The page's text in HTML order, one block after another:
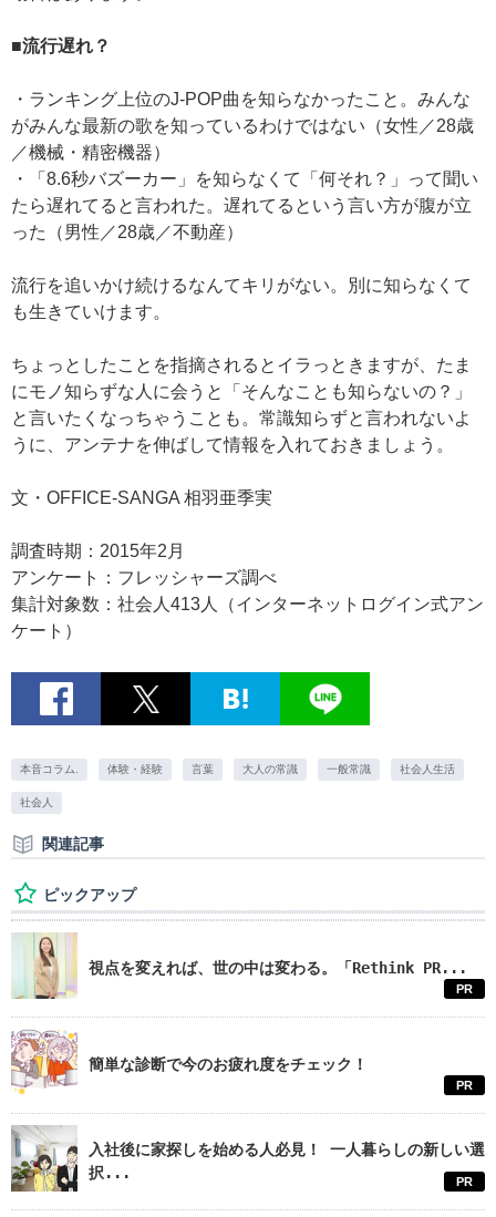
■流行遅れ？
・ランキング上位のJ-POP曲を知らなかったこと。みんな
がみんな最新の歌を知っているわけではない（女性／28歳
／機械・精密機器）
・「8.6秒バズーカー」を知らなくて「何それ？」って聞い
たら遅れてると言われた。遅れてるという言い方が腹が立
った（男性／28歳／不動産）
流行を追いかけ続けるなんてキリがない。別に知らなくて
も生きていけます。
ちょっとしたことを指摘されるとイラっときますが、たま
にモノ知らずな人に会うと「そんなことも知らないの？」
と言いたくなっちゃうことも。常識知らずと言われないよ
うに、アンテナを伸ばして情報を入れておきましょう。
文・OFFICE-SANGA 相羽亜季実
調査時期：2015年2月
アンケート：フレッシャーズ調べ
集計対象数：社会人413人（インターネットログイン式アン
ケート）
本音コラム. 体験・経験 言葉 大人の常識 一般常識 社会人生活
社会人
関連記事
ピックアップ
視点を変えれば、世の中は変わる。「Rethink PR...
PR
簡単な診断で今のお疲れ度をチェック！
PR
入社後に家探しを始める人必見！ 一人暮らしの新しい選
択...
PR